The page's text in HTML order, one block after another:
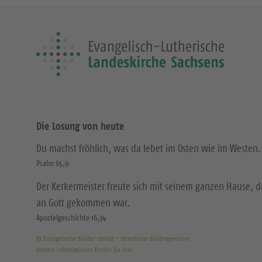
Die Losung von heute
Du machst fröhlich, was da lebet im Osten wie im Westen.
Psalm 65,9
Der Kerkermeister freute sich mit seinem ganzen Hause,
an Gott gekommen war.
Apostelgeschichte 16,34
© Evangelische Brüder-Unität – Herrnhuter Brüdergemeine
Weitere Informationen finden Sie hier